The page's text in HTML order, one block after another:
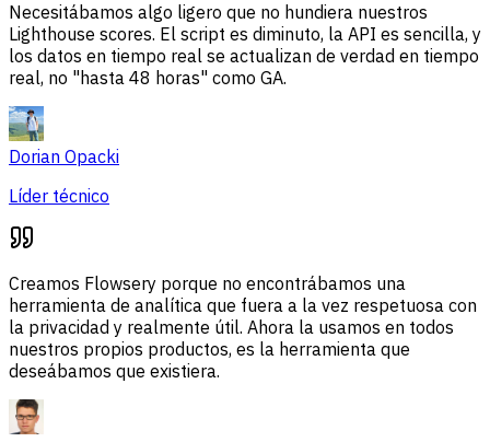
Necesitábamos algo ligero que no hundiera nuestros
Lighthouse scores. El script es diminuto, la API es sencilla, y
los datos en tiempo real se actualizan de verdad en tiempo
real, no "hasta 48 horas" como GA.
Dorian Opacki
Líder técnico
Creamos Flowsery porque no encontrábamos una
herramienta de analítica que fuera a la vez respetuosa con
la privacidad y realmente útil. Ahora la usamos en todos
nuestros propios productos, es la herramienta que
deseábamos que existiera.